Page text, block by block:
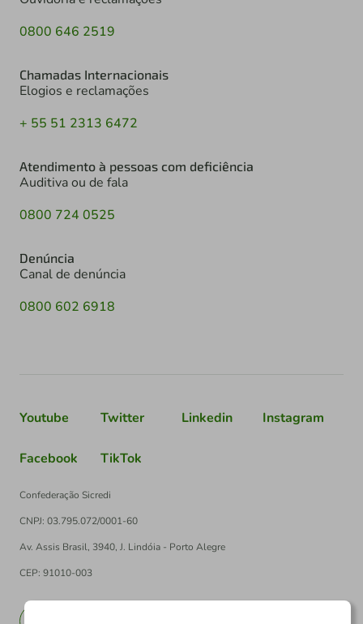
0800 646 2519
Chamadas Internacionais
Elogios e reclamações
+ 55 51 2313 6472
Atendimento à pessoas com deficiência
Auditiva ou de fala
0800 724 0525
Denúncia
Canal de denúncia
0800 602 6918
Youtube Twitter Linkedin Instagram
Facebook TikTok
Confederação Sicredi
CNPJ: 03.795.072/0001-60
Av. Assis Brasil, 3940, J. Lindóia - Porto Alegre
CEP: 91010-003